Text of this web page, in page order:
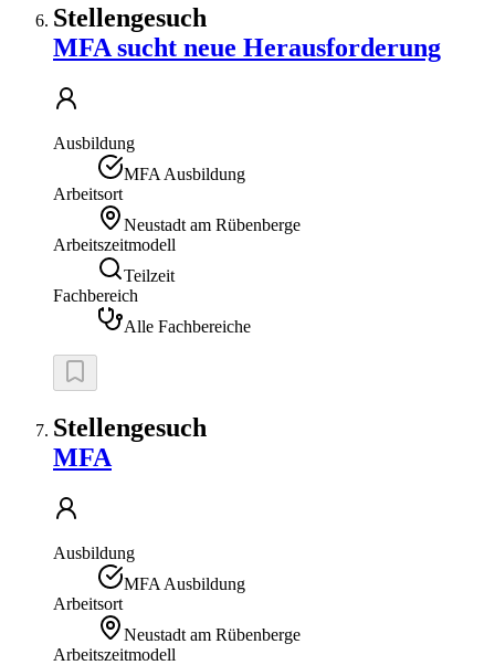
Stellengesuch
MFA sucht neue Herausforderung
Ausbildung
MFA Ausbildung
Arbeitsort
Neustadt am Rübenberge
Arbeitszeitmodell
Teilzeit
Fachbereich
Alle Fachbereiche
Stellengesuch
MFA
Ausbildung
MFA Ausbildung
Arbeitsort
Neustadt am Rübenberge
Arbeitszeitmodell